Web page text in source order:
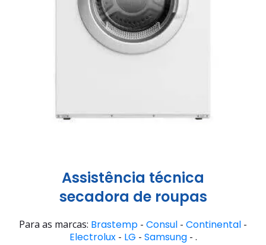
Assistência técnica
secadora de roupas
Para as marcas: Brastemp - Consul - Continental -
Electrolux- LG - Samsung- .